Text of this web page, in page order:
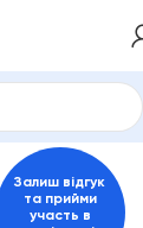
Curaprox
Залиш відгук
та прийми
участь в